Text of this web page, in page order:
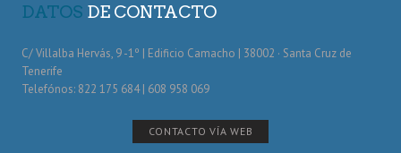
DATOS DE CONTACTO
C/ Villalba Hervás, 9 -1º | Edificio Camacho | 38002 · Santa Cruz de
Tenerife
Telefónos: 822 175 684 | 608 958 069
CONTACTO VÍA WEB